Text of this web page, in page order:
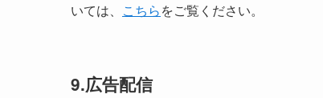
いては、 こちらをご覧ください。
9.広告配信